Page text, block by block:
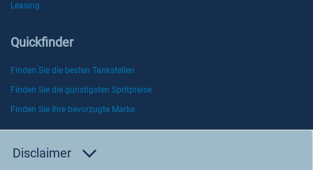
Leasing
Quickfinder
Finden Sie die besten Tankstellen
Finden Sie die günstigsten Spritpreise
Finden Sie Ihre bevorzugte Marke
Disclaimer